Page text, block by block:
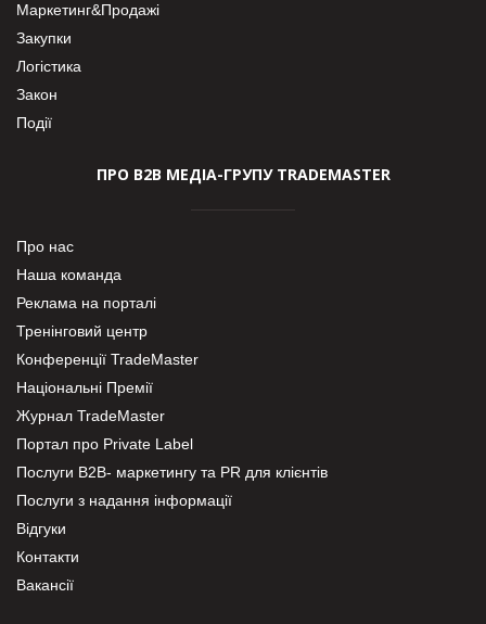
Маркетинг&Продажі
Закупки
Логістика
Закон
Події
ПРО В2В МЕДІА-ГРУПУ TRADEMASTER
Про нас
Наша команда
Реклама на порталі
Тренінговий центр
Конференції TradeMaster
Національні Премії
Журнал TradeMaster
Портал про Private Label
Послуги В2В- маркетингу та PR для клієнтів
Послуги з надання інформації
Відгуки
Контакти
Вакансії